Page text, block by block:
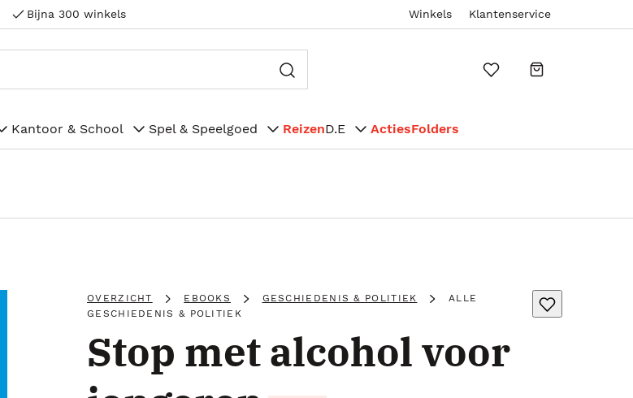
Bijna 300 winkels Winkels Klantenservice
Kantoor & School Spel & Speelgoed ReizenD.E ActiesFolders
OVERZICHT EBOOKS GESCHIEDENIS & POLITIEK
ALLE
GESCHIEDENIS & POLITIEK
Stop met alcohol voor